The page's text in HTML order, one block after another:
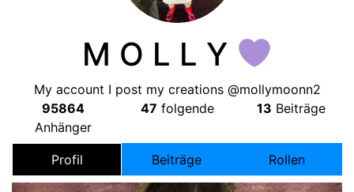
M O L L Y
My account I post my creations @mollymoonn2
95864
Anhänger
47 folgende 13 Beiträge
Profil Beiträge Rollen